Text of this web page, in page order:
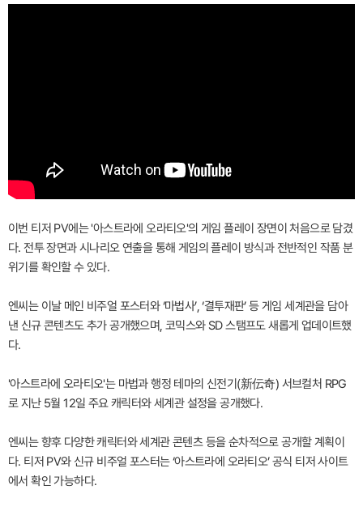
이번 티저 PV에는 '아스트라에 오라티오'의 게임 플레이 장면이 처음으로 담겼
다. 전투 장면과 시나리오 연출을 통해 게임의 플레이 방식과 전반적인 작품 분
위기를 확인할 수 있다.
엔씨는 이날 메인 비주얼 포스터와 ‘마법사’, ‘결투재판’ 등 게임 세계관을 담아
낸 신규 콘텐츠도 추가 공개했으며, 코믹스와 SD 스탬프도 새롭게 업데이트했
다.
'아스트라에 오라티오'는 마법과 행정 테마의 신전기(新伝奇) 서브컬처 RPG
로 지난 5월 12일 주요 캐릭터와 세계관 설정을 공개했다.
엔씨는 향후 다양한 캐릭터와 세계관 콘텐츠 등을 순차적으로 공개할 계획이
다. 티저 PV와 신규 비주얼 포스터는 ‘아스트라에 오라티오’ 공식 티저 사이트
에서 확인 가능하다.